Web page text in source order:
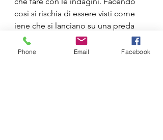
così si rischia di essere visti come
iene che si lanciano su una preda
moribonda, non una bella figura
credo.
Phone Email Facebook